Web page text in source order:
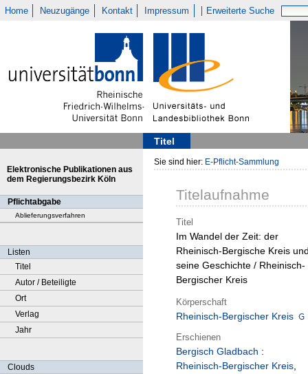
Home Neuzugänge Kontakt Impressum Erweiterte Suche
Titel
Elektronische Publikationen aus
dem Regierungsbezirk Köln
Pflichtabgabe
Ablieferungsverfahren
Listen
Titel
Autor / Beteiligte
Ort
Verlag
Jahr
Clouds
Sie sind hier: E-Pflicht-Sammlung
Titelaufnahme
Titel
Im Wandel der Zeit: der
Rheinisch-Bergische Kreis
seine Geschichte / Rheinisch-
Bergischer Kreis
Körperschaft
Rheinisch-Bergischer Kreis
Erschienen
Bergisch Gladbach :
Rheinisch-Bergischer Kreis,